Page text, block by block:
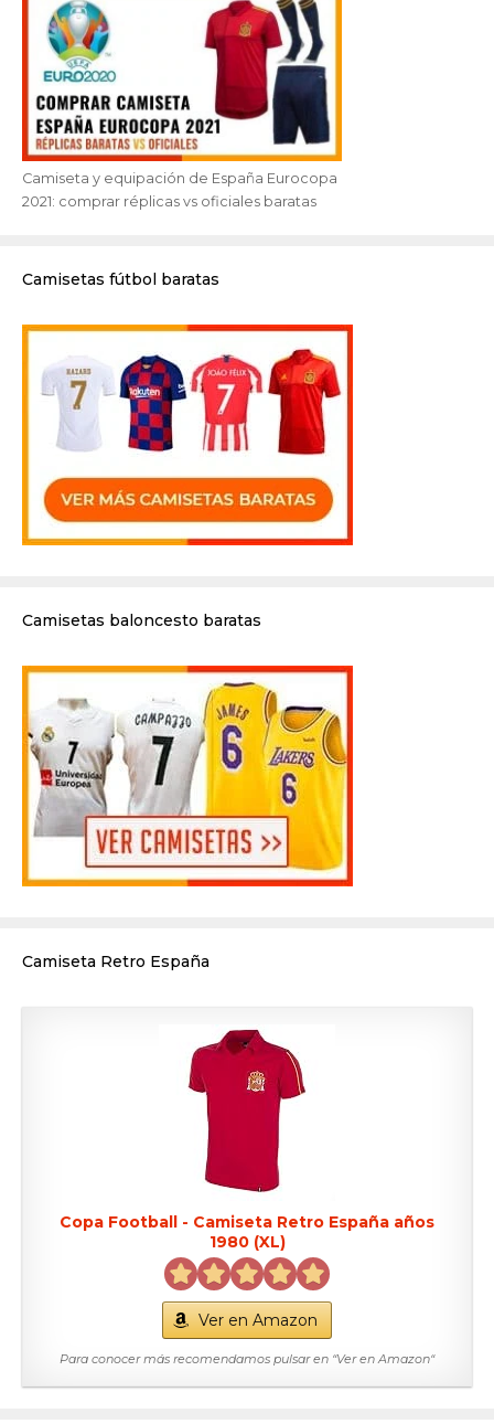
Camiseta y equipación de España Eurocopa
2021: comprar réplicas vs oficiales baratas
Camisetas fútbol baratas
Camisetas baloncesto baratas
Camiseta Retro España
Copa Football - Camiseta Retro España años
1980 (XL)
Ver en Amazon
Para conocer más recomendamos pulsar en “Ver en Amazon“